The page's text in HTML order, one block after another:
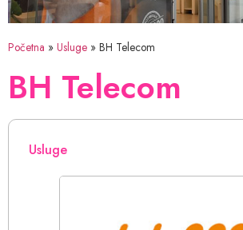
Početna » Usluge » BH Telecom
BH Telecom
Usluge